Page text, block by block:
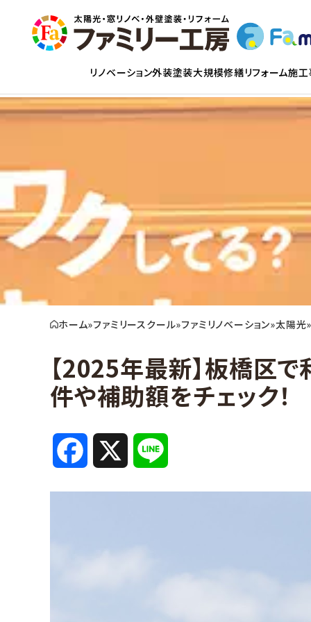
リノベーション外装塗装大規模修繕リフォーム施工
ホーム»ファミリースクール»ファミリノベーション»太陽光»
【2025年最新】板橋区
件や補助額をチェック！